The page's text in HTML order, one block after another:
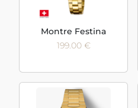
Montre Festina
199.00 €